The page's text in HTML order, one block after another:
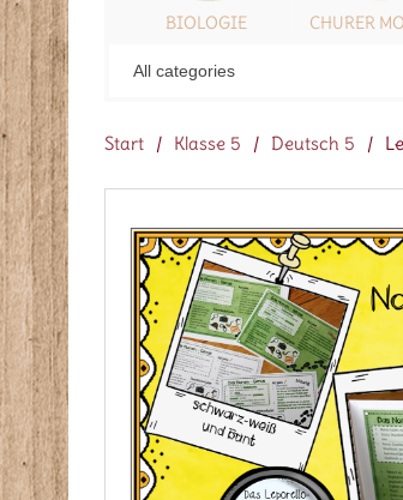
BIOLOGIE CHURER
All categories
Start / Klasse 5 / Deutsch 5 /